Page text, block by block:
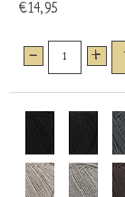
€14,95
- +